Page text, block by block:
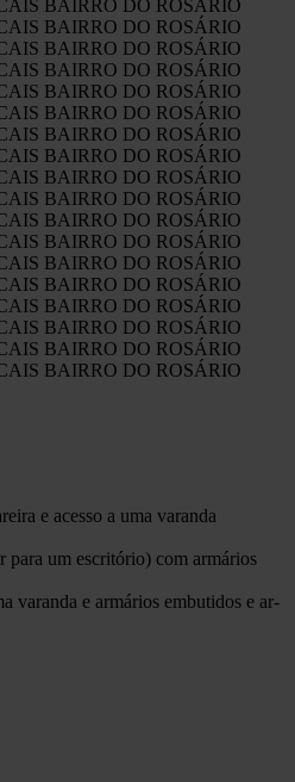
e acesso a uma varanda
para um escritório) com armários
varanda e armários embutidos e ar-